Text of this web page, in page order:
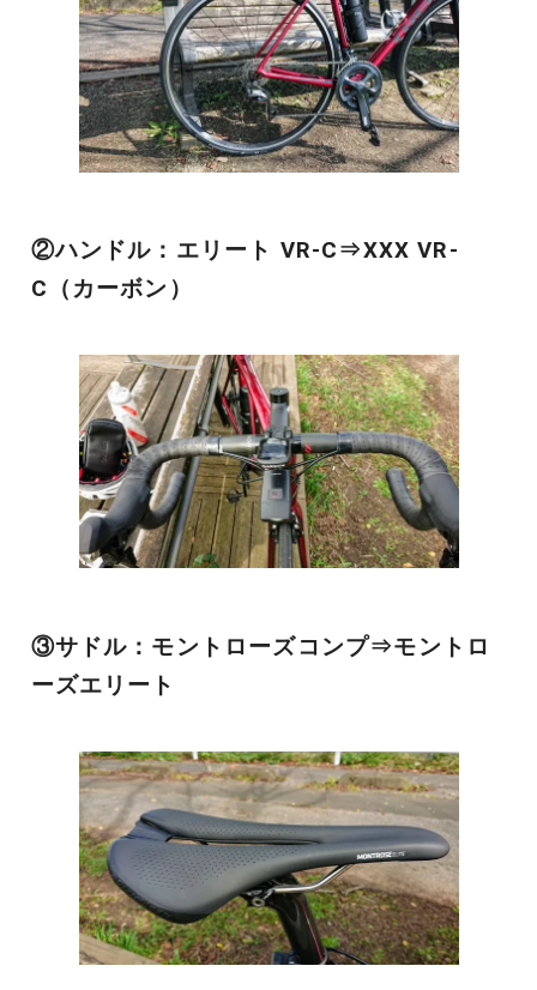
②ハンドル：エリート VR-C⇒XXX VR-
C（カーボン）
③サドル：モントローズコンプ⇒モントロ
ーズエリート